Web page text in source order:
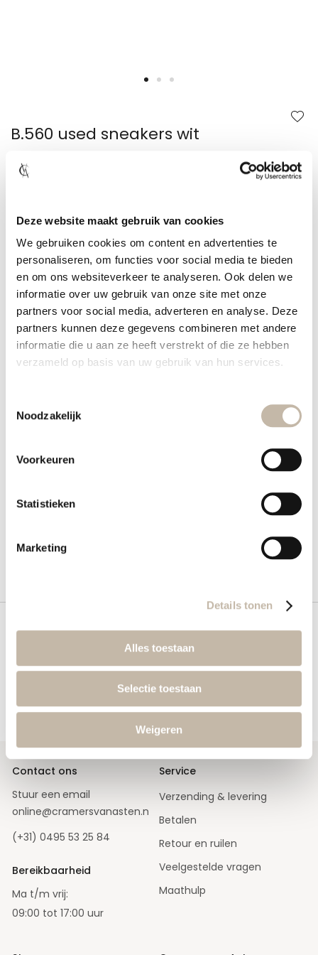
Deze website maakt gebruik van cookies
We gebruiken cookies om content en advertenties te
personaliseren, om functies voor social media te bieden
en om ons websiteverkeer te analyseren. Ook delen we
informatie over uw gebruik van onze site met onze
partners voor social media, adverteren en analyse. Deze
partners kunnen deze gegevens combineren met andere
informatie die u aan ze heeft verstrekt of die ze hebben
verzameld op basis van uw gebruik van hun services.
Noodzakelijk
Voorkeuren
Statistieken
Marketing
Details tonen
Alles toestaan
Selectie toestaan
Weigeren
B.560 used sneakers wit
Gratis loyaltypoints
Vandaag besteld, binnen 1-2 werkdagen verzonden!
Niet goed? Geld terug! 30 dagen bedenktijd
Achteraf betalen met Klarna
Details
begin
van
gallerij
Meld je aan voor onze nieuwsbrief
Ontvang de nieuwste releases, de laatste mode en sale acties
in je mailbox.
A
b
e
e
r
o
p
o
z
e
e
w
s
b
r
Aanmelden
Contact ons
Stuur een email
online@cramersvanasten.nl
(+31) 0495 53 25 84
Bereikbaarheid
Ma t/m vrij:
09:00 tot 17:00 uur
Service
Verzending & levering
Betalen
Retour en ruilen
Veelgestelde vragen
Maathulp